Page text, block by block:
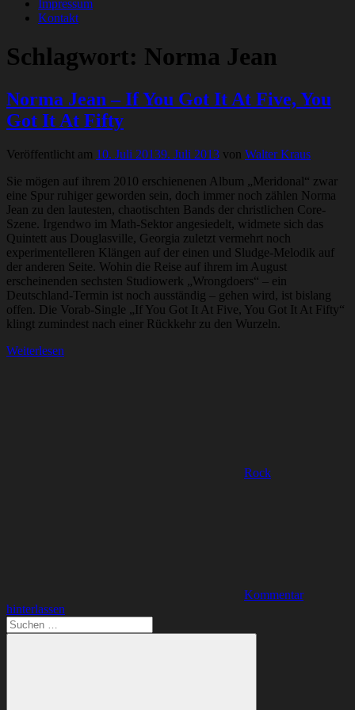
Impressum
Kontakt
Schlagwort: Norma Jean
Norma Jean – If You Got It At Five, You
Got It At Fifty
Veröffentlicht am 10. Juli 20139. Juli 2013 von Walter Kraus
Sie mögen auf ihrem 2010 erschienenen Album „Meridonal“ zwar
eine Spur ruhiger geworden sein, doch immer noch zählen Norma
Jean zu den lautesten, chaotischten Bands der christlichen Core-
Szene. Irgendwo im Math-Sektor angesiedelt, widmete sich das
Quintett aus Douglasville, Georgia zuletzt vermehrt noch
experimentelleren Klängen auf der einen und Sludge-Melodik auf
der anderen Seite. Wohin die Reise auf ihrem im August
erscheinenden sechsten Studiowerk „Wrongdoers“ – ein
Deutschland-Termin ist noch ausständig – gehen wird, ist bislang
offen. Die Vorab-Single „If You Got It At Five, You Got It At Fifty“
klingt zumindest nach einer Rückkehr zu den Wurzeln.
Weiterlesen
Rock
Kommentar
hinterlassen
Suchen
nach: